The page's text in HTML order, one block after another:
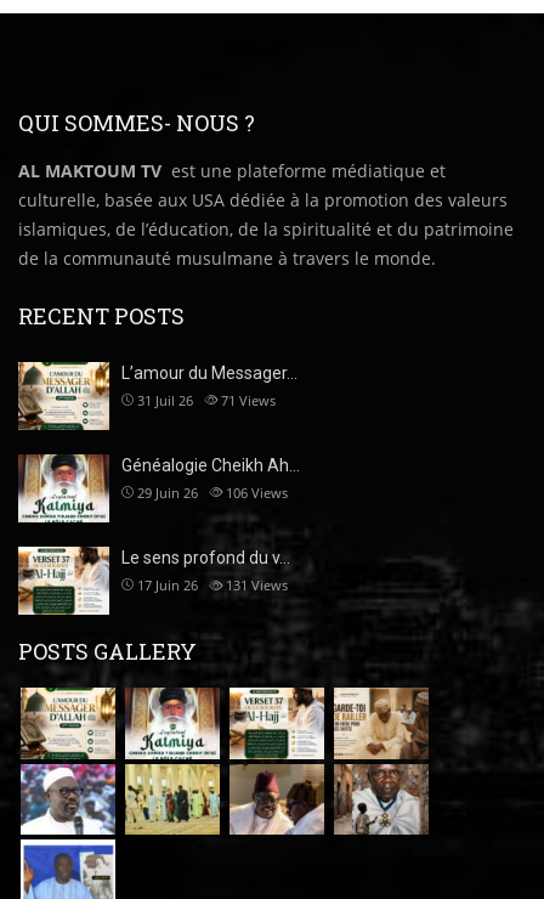
QUI SOMMES- NOUS ?
AL MAKTOUM TV est une plateforme médiatique et
culturelle, basée aux USA dédiée à la promotion des valeurs
islamiques, de l’éducation, de la spiritualité et du patrimoine
de la communauté musulmane à travers le monde.
RECENT POSTS
L’amour du Messager…
31 Juil 26 71 Views
Généalogie Cheikh Ah…
29 Juin 26 106 Views
Le sens profond du v…
17 Juin 26 131 Views
POSTS GALLERY